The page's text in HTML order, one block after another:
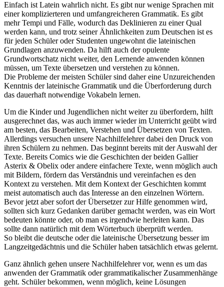
Einfach ist Latein wahrlich nicht. Es gibt nur wenige Sprachen mit
einer komplizierteren und umfangreicheren Grammatik. Es gibt
mehr Tempi und Fälle, wodurch das Deklinieren zu einer Qual
werden kann, und trotz seiner Ähnlichkeiten zum Deutschen ist es
für jeden Schüler oder Studenten ungewohnt die lateinischen
Grundlagen anzuwenden. Da hilft auch der opulente
Grundwortschatz nicht weiter, den Lernende anwenden können
müssen, um Texte übersetzen und verstehen zu können.
Die Probleme der meisten Schüler sind daher eine Unzureichenden
Kenntnis der lateinische Grammatik und die Überforderung durch
das dauerhaft notwendige Vokabeln lernen.
Um die Kinder und Jugendlichen nicht weiter zu überfordern, hilft
ausgerechnet das, was auch immer wieder im Unterricht geübt wird
am besten, das Bearbeiten, Verstehen und Übersetzen von Texten.
Allerdings versuchen unsere Nachhilfelehrer dabei den Druck von
ihren Schülern zu nehmen. Das beginnt bereits mit der Auswahl der
Texte. Bereits Comics wie die Geschichten der beiden Gallier
Asterix & Obelix oder andere einfachere Texte, wenn möglich auch
mit Bildern, fördern das Verständnis und vereinfachen es den
Kontext zu verstehen. Mit dem Kontext der Geschichten kommt
meist automatisch auch das Interesse an den einzelnen Wörtern.
Bevor jetzt aber sofort der Übersetzer zur Hilfe genommen wird,
sollten sich kurz Gedanken darüber gemacht werden, was ein Wort
bedeuten könnte oder, ob man es irgendwie herleiten kann. Das
sollte dann natürlich mit dem Wörterbuch überprüft werden.
So bleibt die deutsche oder die lateinische Übersetzung besser im
Langzeitgedächtnis und die Schüler haben tatsächlich etwas gelernt.
Ganz ähnlich gehen unsere Nachhilfelehrer vor, wenn es um das
anwenden der Grammatik oder grammatikalischer Zusammenhänge
geht. Schüler bekommen, wenn möglich, keine Lösungen